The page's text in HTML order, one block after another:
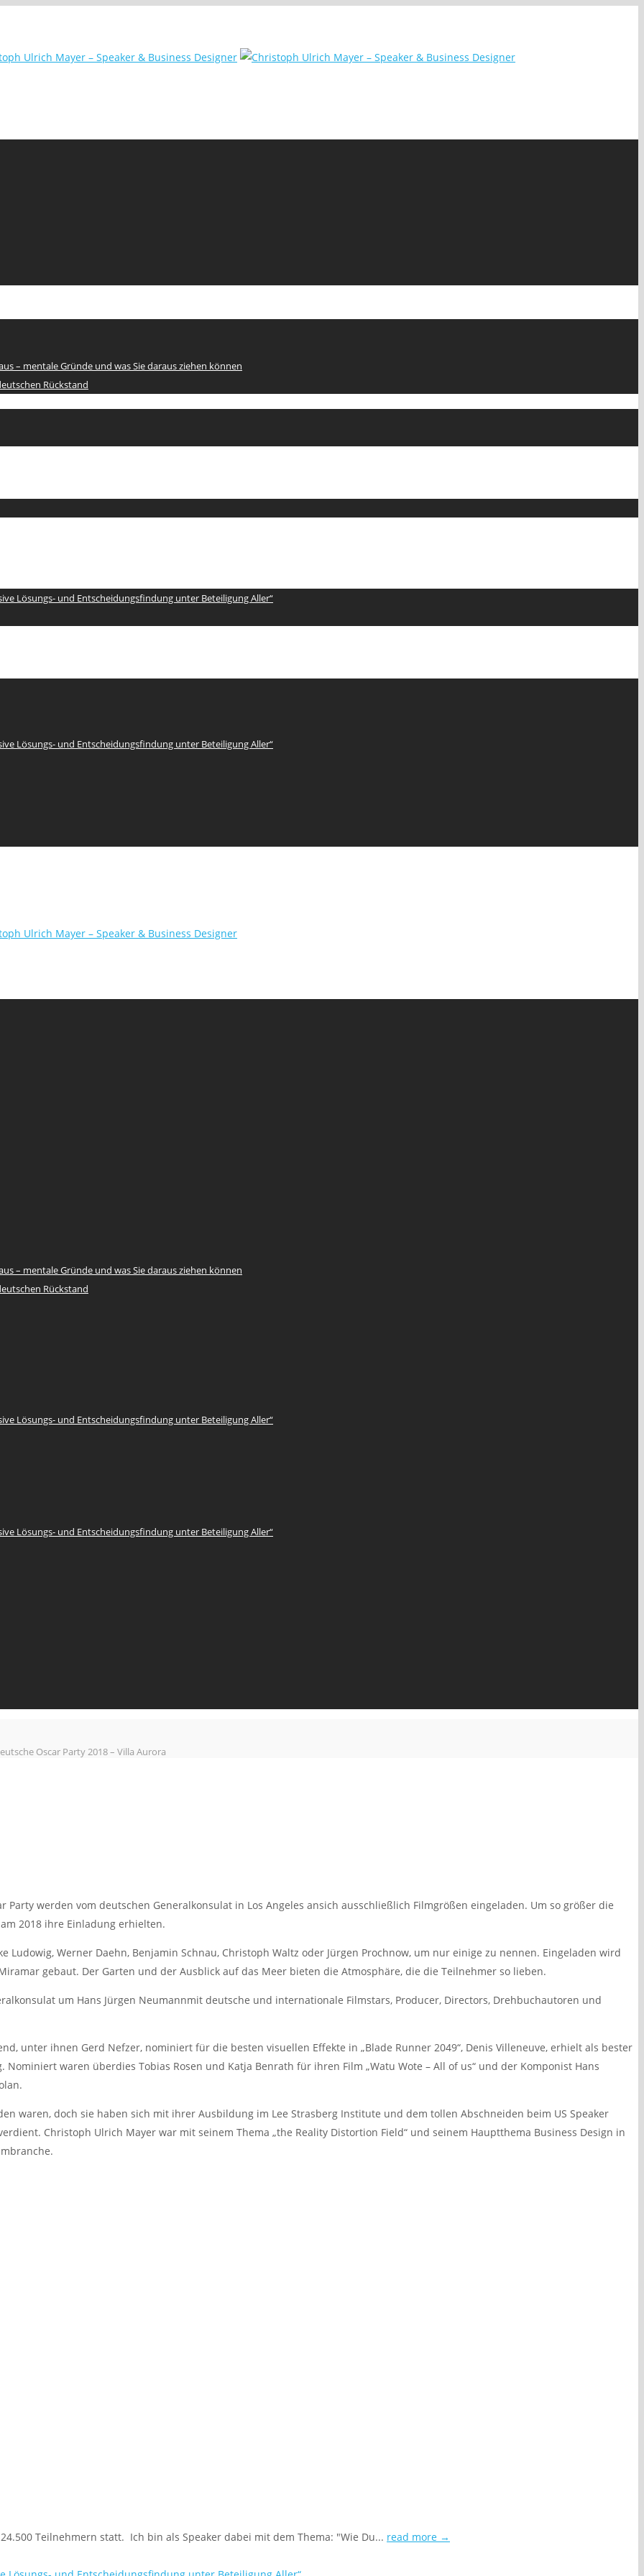
– mentale Gründe und was Sie daraus ziehen können
Rückstand
Lösungs- und Entscheidungsfindung unter Beteiligung Aller“
Lösungs- und Entscheidungsfindung unter Beteiligung Aller“
– mentale Gründe und was Sie daraus ziehen können
Rückstand
Lösungs- und Entscheidungsfindung unter Beteiligung Aller“
Lösungs- und Entscheidungsfindung unter Beteiligung Aller“
Oscar Party 2018 – Villa Aurora
Party werden vom deutschen Generalkonsulat in Los Angeles ansich ausschließlich Filmgrößen eingeladen. Um so größer die
2018 ihre Einladung erhielten.
Ludowig, Werner Daehn, Benjamin Schnau, Christoph Waltz oder Jürgen Prochnow, um nur einige zu nennen. Eingeladen wird
gebaut. Der Garten und der Ausblick auf das Meer bieten die Atmosphäre, die die Teilnehmer so lieben.
um Hans Jürgen Neumannmit deutsche und internationale Filmstars, Producer, Directors, Drehbuchautoren und
unter ihnen Gerd Nefzer, nominiert für die besten visuellen Effekte in „Blade Runner 2049“, Denis Villeneuve, erhielt als bester
Nominiert waren überdies Tobias Rosen und Katja Benrath für ihren Film „Watu Wote – All of us“ und der Komponist Hans
waren, doch sie haben sich mit ihrer Ausbildung im Lee Strasberg Institute und dem tollen Abschneiden beim US Speaker
Christoph Ulrich Mayer war mit seinem Thema „the Reality Distortion Field“ und seinem Hauptthema Business Design in
Teilnehmern statt. Ich bin als Speaker dabei mit dem Thema: "Wie Du... read more →